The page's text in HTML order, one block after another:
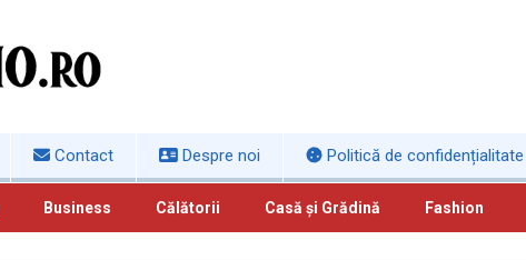
Contact Despre noi Politică de confidențialitate
Business Călătorii Casă și Grădină Fashion